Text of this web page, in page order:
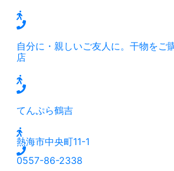
自分に・親しいご友人に。干物をご
店
てんぷら鶴吉
熱海市中央町11-1
0557-86-2338